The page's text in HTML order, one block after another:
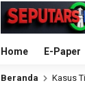
Home E-Paper
Beranda Kasus